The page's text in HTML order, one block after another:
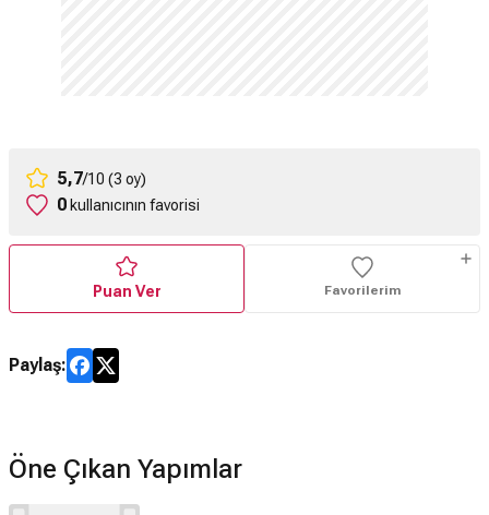
5,7/10 (3 oy)
0kullanıcının favorisi
Puan Ver Favorilerim
Paylaş:
Öne Çıkan Yapımlar